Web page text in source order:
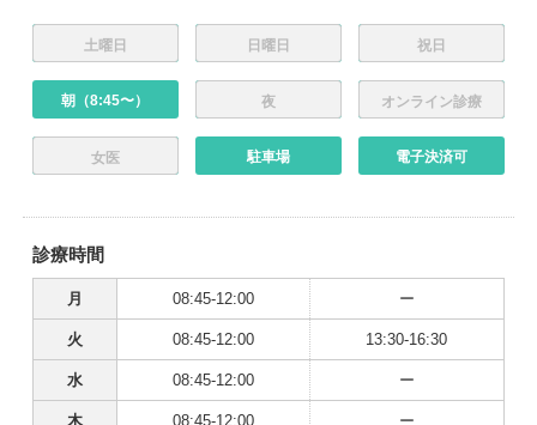
土曜日 日曜日 祝日
朝（8:45〜） 夜 オンライン診療
女医 駐車場 電子決済可
診療時間
月 08:45-12:00 ー
火 08:45-12:00 13:30-16:30
水 08:45-12:00 ー
木 08:45-12:00 ー